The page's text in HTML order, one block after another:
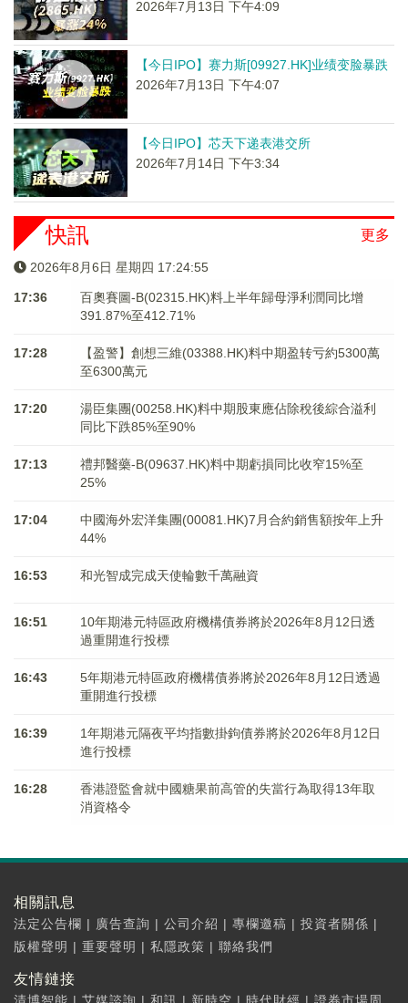
2026年7月13日 下午4:09
【今日IPO】赛力斯[09927.HK]业绩变脸暴跌
2026年7月13日 下午4:07
【今日IPO】芯天下递表港交所
2026年7月14日 下午3:34
更多
快訊
2026年8月6日 星期四 17:24:55
17:36
百奧賽圖-B(02315.HK)料上半年歸母淨利潤同比增
391.87%至412.71%
17:28
【盈警】創想三維(03388.HK)料中期盈转亏約5300萬
至6300萬元
17:20
湯臣集團(00258.HK)料中期股東應佔除稅後綜合溢利
同比下跌85%至90%
17:13
禮邦醫藥-B(09637.HK)料中期虧損同比收窄15%至
25%
17:04
中國海外宏洋集團(00081.HK)7月合約銷售額按年上升
44%
16:53 和光智成完成天使輪數千萬融資
16:51
10年期港元特區政府機構債券將於2026年8月12日透
過重開進行投標
16:43
5年期港元特區政府機構債券將於2026年8月12日透過
重開進行投標
16:39
1年期港元隔夜平均指數掛鉤債券將於2026年8月12日
進行投標
16:28
香港證監會就中國糖果前高管的失當行為取得13年取
消資格令
相關訊息
法定公告欄 | 廣告查詢 | 公司介紹 | 專欄邀稿 | 投資者關係 |
版權聲明 | 重要聲明 | 私隱政策 | 聯絡我們
友情鏈接